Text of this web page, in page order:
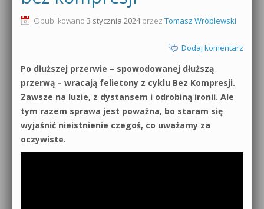
Produkcja muzyczna od podstaw
Sound Forge od podstaw
Dubstep z syntezatorem Massive
Kontakt 5 Kompendium
0dB.pl - informacje
Materiały dla mediów
Archiwum aktualności
Polityka prywatności
Regulamin
Opublikowano 3 stycznia 2024przez Tomasz Wróblewski
Dodaj komentarz
Po dłuższej przerwie – spowodowanej dłuższą
przerwą – wracają felietony z cyklu Bez Kompresji.
Zawsze na luzie, z dystansem i odrobiną ironii. Ale
tym razem sprawa jest poważna, bo staram się
wyjaśnić nieistnienie czegoś, co uważamy za
oczywiste.